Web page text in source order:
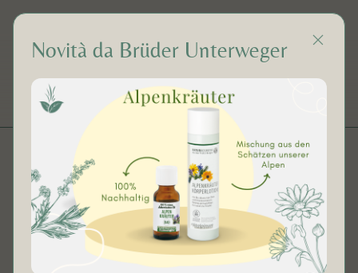
Contatto
Cosmetica & Fragranza
Brüder Unterweger Gesellschaft m.b.H.
Novità da Brüder Unterweger